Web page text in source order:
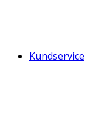
Kundservice